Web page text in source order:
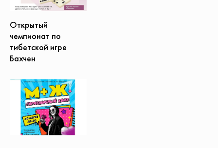
Открытый
чемпионат по
тибетской игре
Бахчен